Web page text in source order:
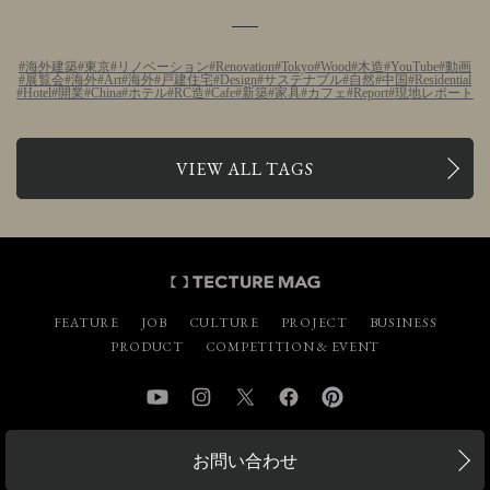
海外建築 東京 リノベーション Renovation Tokyo Wood 木造 YouTube 動画
展覧会 海外 Art 海外 戸建住宅 Design サステナブル 自然 中国 Residential
Hotel 開業 China ホテル RC造 Cafe 新築 家具 カフェ Report 現地レポート
VIEW ALL TAGS
FEATURE JOB CULTURE PROJECT
BUSINESS
PRODUCT
COMPETITION & EVENT
YouTube InstagramTwitter Facebook
お問い合わせ